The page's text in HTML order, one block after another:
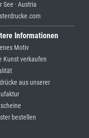
· Austria
Informationen
Motiv
Kunst verkaufen
aus unserer
bestellen